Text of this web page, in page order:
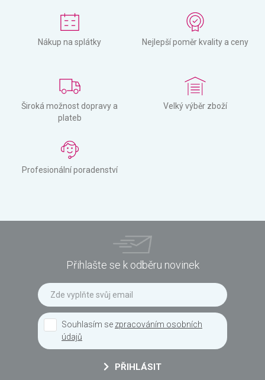
Nákup na splátky Nejlepší poměr kvality a ceny
Široká možnost dopravy a
plateb
Velký výběr zboží
Profesionální poradenství
Přihlašte se k odběru novinek
Souhlasím se zpracováním osobních
údajů
PŘIHLÁSIT